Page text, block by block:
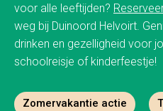
voor alle leeftijden?
weg bij Duinoord Helvoirt.
drinken en gezelligheid voor
schoolreisje of kinderfeestje!
Zomervakantie actie